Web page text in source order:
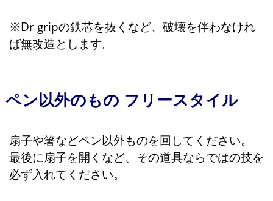
※Dr gripの鉄芯を抜くなど、破壊を伴わなけれ
ば無改造とします。
ペン以外のもの フリースタイル
扇子や箸などペン以外ものを回してください。
最後に扇子を開くなど、その道具ならではの技を
必ず入れてください。